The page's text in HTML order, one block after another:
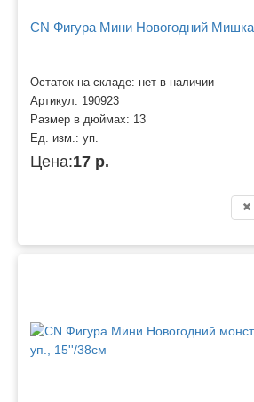
CN Фигура Мини Новогодний
Остаток на складе: нет в наличии
Артикул: 190923
Размер в дюймах: 13
Ед. изм.: уп.
Цена:17 р.